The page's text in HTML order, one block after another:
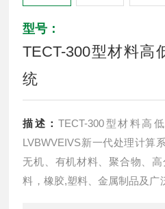
型号：
TECT-300型材料高
统
描述：TECT-300型材料高
LVBWVEIVS新一代处理计算
无机、有机材料、聚合物、
料，橡胶,塑料、金属制品及广